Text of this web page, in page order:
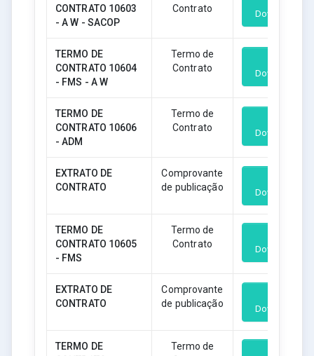
CONTRATO 10603
- A W - SACOP
Contrato Download
TERMO DE
CONTRATO 10604
- FMS - A W
Termo de
Contrato
Download
TERMO DE
CONTRATO 10606
- ADM
Termo de
Contrato
Download
EXTRATO DE
CONTRATO
Comprovante
de publicação
Download
TERMO DE
CONTRATO 10605
- FMS
Termo de
Contrato
Download
EXTRATO DE
CONTRATO
Comprovante
de publicação
Download
TERMO DE
Termo de